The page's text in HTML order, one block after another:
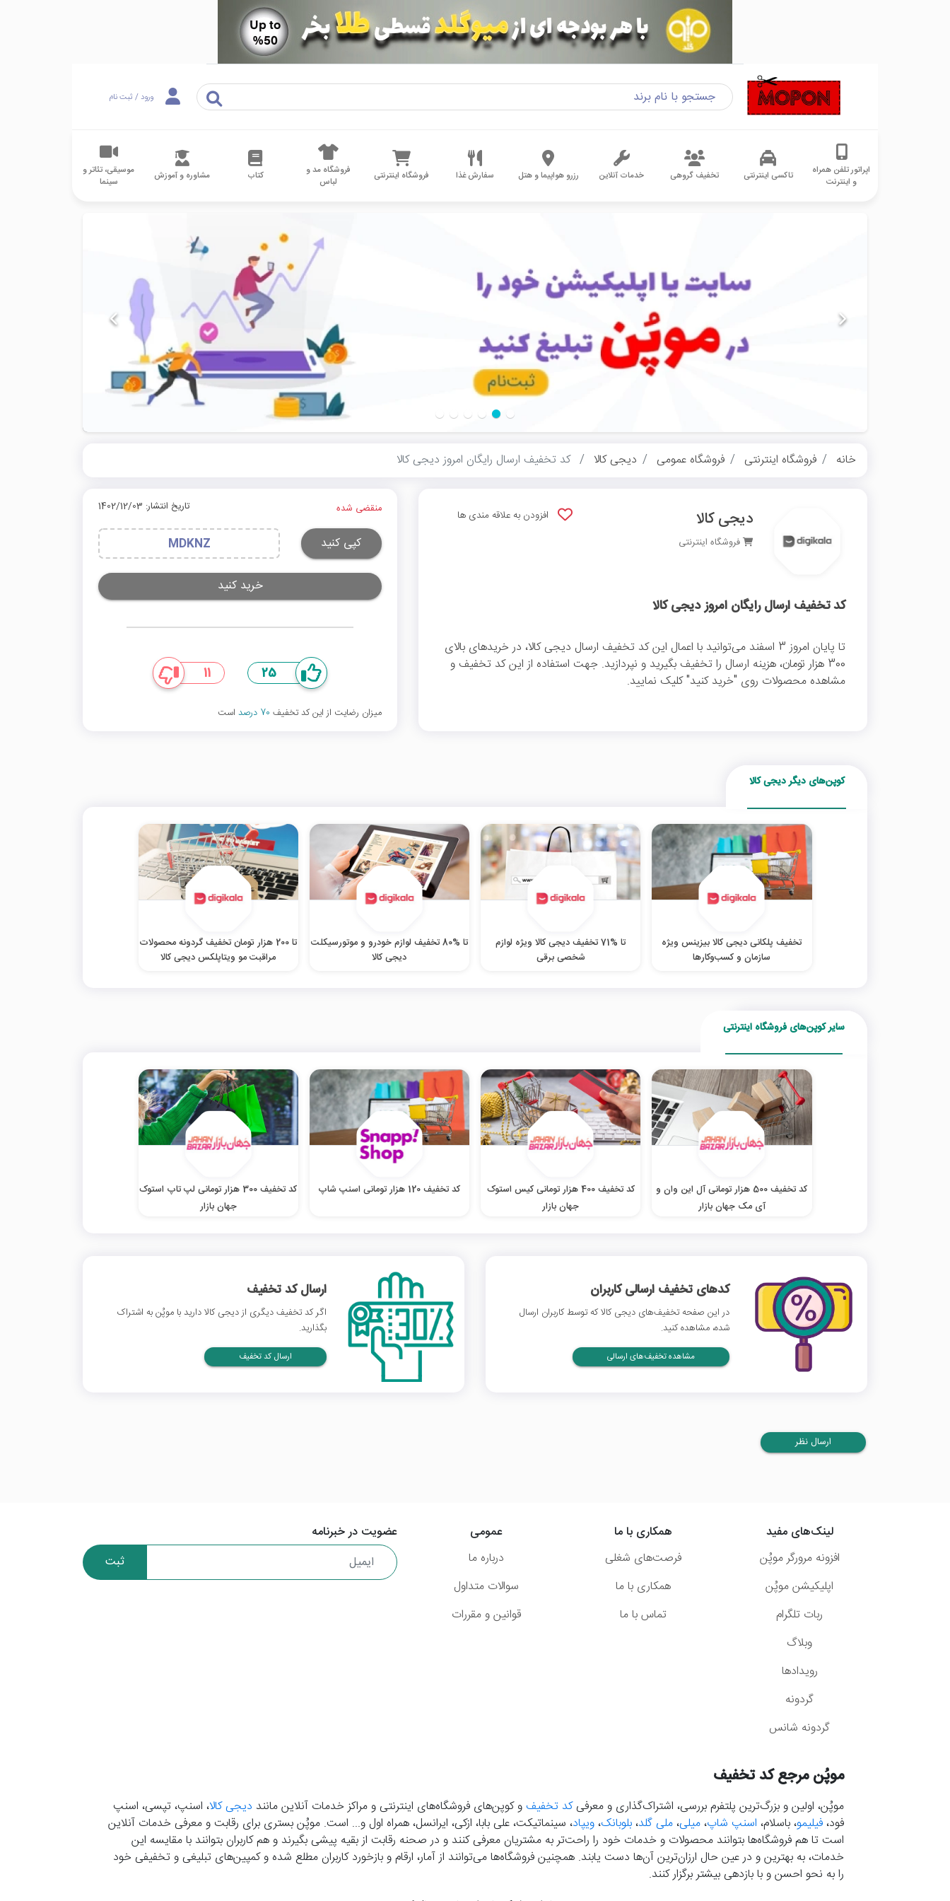
ورود / ثبت نام
اپراتور تلفن همراه
و اینترنت
تاکسی اینترنتی تخفیف گروهی خدمات آنلاین رزرو هواپیما و هتل سفارش غذا فروشگاه اینترنتی
فروشگاه مد و
لباس
کتاب مشاوره و آموزش
موسیقی، تئاتر و
سینما
خانه فروشگاه اینترنتی فروشگاه عمومی دیجی کالا کد تخفیف ارسال رایگان امروز دیجی کالا
دیجی کالا
فروشگاه اینترنتی
افزودن به علاقه مندی ها
کد تخفیف ارسال رایگان امروز دیجی کالا
تا پایان امروز 3 اسفند می‌توانید با اعمال این کد تخفیف ارسال دیجی کالا، در خریدهای بالای
300 هزار تومان، هزینه ارسال را تخفیف بگیرید و نپردازید. جهت استفاده از این کد تخفیف و
مشاهده محصولات روی "خرید کنید" کلیک نمایید.
منقضی شده تاریخ انتشار: 1402/12/03
کپی کنید MDKNZ
خرید کنید
25
11
میزان رضایت از این کد تخفیف 70 درصد است
کوپن‌های دیگر دیجی کالا
تخفیف پلکانی دیجی کالا بیزینس ویژه
سازمان و کسب‌‌وکارها
تا %71 تخفیف دیجی کالا ویژه لوازم
شخصی برقی
تا %80 تخفیف لوازم خودرو و موتورسیکلت
دیجی کالا
تا 200 هزار تومان تخفیف گردونه محصولات
مراقبت مو ویتاپلکس دیجی کالا
سایر کوپن‌های فروشگاه اینترنتی
کد تخفیف 500 هزار تومانی آل این وان و
آی مک جهان بازار
کد تخفیف 400 هزار تومانی کیس استوک
جهان بازار
کد تخفیف 120 هزار تومانی اسنپ شاپ
کد تخفیف 300 هزار تومانی لپ تاپ استوک
جهان بازار
کدهای تخفیف ارسالی کاربران
در این صفحه تخفیف‌های دیجی کالا که توسط کاربران ارسال
شده، مشاهده کنید.
مشاهده تخفیف‌های ارسالی
ارسال کد تخفیف
اگر کد تخفیف دیگری از دیجی کالا دارید با موپُن به اشتراک
بگذارید.
ارسال کد تخفیف
ارسال نظر
عضویت در خبرنامه
ثبت
لینک‌های مفید
افزونه مرورگر موپُن
اپلیکیشن موپُن
ربات تلگرام
وبلاگ
رویدادها
گردونه
گردونه شانس
همکاری با ما
فرصت‌های شغلی
همکاری با ما
تماس با ما
عمومی
درباره ما
سوالات متداول
قوانین و مقررات
موپُن مرجع کد تخفیف
موپُن، اولین و بزرگ‌ترین پلتفرم بررسی، اشتراک‌گذاری و معرفیکد تخفیفو کوپن‌های فروشگاه‌های اینترنتی و مراکز خدمات آنلاین مانند دیجی کالا، اسنپ، تپسی، اسنپ
فود، فیلیمو، باسلام، اسنپ شاپ، میلی، ملی گلد، بلوبانک، ویپاد، سینماتیکت، علی بابا، ازکی، ایرانسل، همراه اول و... است. موپُن بستری برای رقابت و معرفی خدمات آنلاین
است تا هم فروشگاه‌ها بتوانند محصولات و خدمات خود را راحت‌تر به مشتریان معرفی کنند و در صحنه رقابت از بقیه پیشی بگیرند و هم کاربران بتوانند با مقایسه این
خدمات، به بهترین و در عین حال ارزان‌ترین آن‌ها دست‌ یابند. همچنین فروشگاه‌ها می‌توانند از آمار، ارقام و بازخورد کاربران مطلع شده و کمپین‌های تبلیغی و تخفیفی خود
را به نحو احسن و با بازدهی بیشتر برگزار کنند.